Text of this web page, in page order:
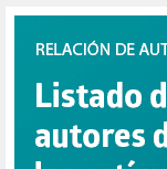
CINE (35)
COMPROMISO (2)
CONSUMO (1)
CORONAVIRUS